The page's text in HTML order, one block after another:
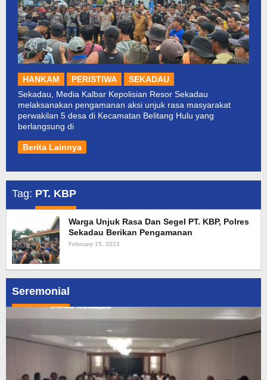
HANKAM PERISTIWA
SEKADAU
Sekadau, Media Kalbar Kepolisian Resor Sekadau
melaksanakan pengamanan aksi unjuk rasa masyarakat
perwakilan 5 desa di Kecamatan Belitang Hulu yang
berlangsung di
Berita Lainnya
Seremonial
Tag: PT. KBP
Warga Unjuk Rasa Dan Segel PT. KBP, Polres
Sekadau Berikan Pengamanan
February 15, 2023